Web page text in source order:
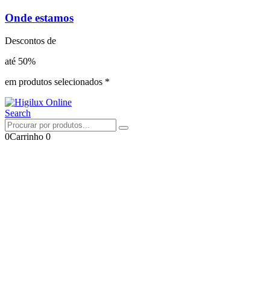
Onde estamos
Descontos de
até 50%
em produtos selecionados *
Search
0Carrinho 0